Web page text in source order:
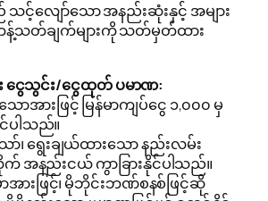
င့်လျော်သော အနည်းဆုံးနှင့် အများ
န့်သတ်ချက်များကို သတ်မှတ်ထား
ငွေသွင်း/ငွေထုတ် ပမာဏ:
သောအားဖြင့် မြန်မာကျပ်ငွေ ၁,၀၀၀ မှ
ပါသည်။
၊ ရွေးချယ်ထားသော နည်းလမ်း
အနည်းငယ် ကွာခြားနိုင်ပါသည်။
အားဖြင့်၊ မိုဘိုင်းဘဏ်စနစ်ဖြင့်ဆို